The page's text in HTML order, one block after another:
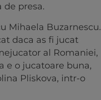
de presa.
Mihaela Buzarnescu.
daca as fi jucat
al Romaniei,
e o jucatoare buna,
Pliskova, intr-o